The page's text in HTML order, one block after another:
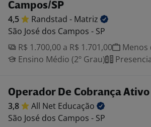
Campos/SP
4,5 Randstad - Matriz
São José dos Campos - SP
R$ 1.700,00 a R$ 1.701,00
Menos
Ensino Médio (2º Grau)
Operador De Cobrança Ativo
3,8 All Net Educação
São José dos Campos - SP